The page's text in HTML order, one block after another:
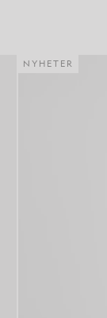
NYHETER